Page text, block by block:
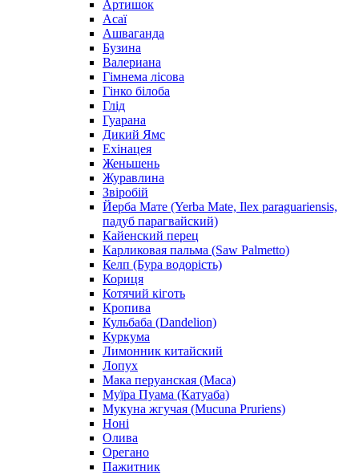
Артишок
Асаї
Ашваганда
Бузина
Валериана
Гімнема лісова
Гінко білоба
Глід
Гуарана
Дикий Ямс
Ехінацея
Женьшень
Журавлина
Звіробій
Йерба Мате (Yerba Mate, Ilex paraguariensis,
падуб парагвайский)
Кайенский перец
Карликовая пальма (Saw Palmetto)
Келп (Бура водорість)
Кориця
Котячий кіготь
Кропива
Кульбаба (Dandelion)
Куркума
Лимонник китайский
Лопух
Мака перуанская (Maca)
Муїра Пуама (Катуаба)
Мукуна жгучая (Mucuna Pruriens)
Ноні
Олива
Орегано
Пажитник